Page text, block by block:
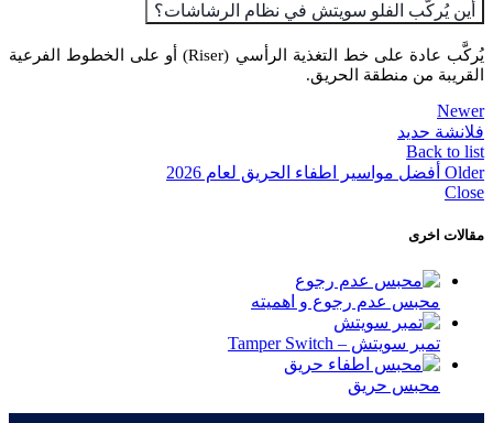
أين يُركَّب الفلو سويتش في نظام الرشاشات؟
يُركَّب عادة على خط التغذية الرأسي (Riser) أو على الخطوط الفرعية
القريبة من منطقة الحريق.
Newer
فلانشة حديد
Back to list
Older أفضل مواسير اطفاء الحريق لعام 2026
Close
مقالات اخرى
محبس عدم رجوع و اهميته
تمبر سويتش – Tamper Switch
محبس حريق